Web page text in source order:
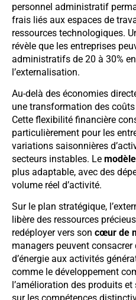
personnel administratif
frais liés aux espaces de
ressources technologiques.
révèle que les entreprises
administratifs de 20 à 30%
l’externalisation.
Au-delà des économies
une transformation des
Cette flexibilité financière
particulièrement pour les
variations saisonnières
secteurs instables. Le
plus adaptable, avec des
volume réel d’activité.
Sur le plan stratégique,
libère des ressources
redéployer vers son cœur de
managers peuvent
d’énergie aux activités
comme le développement
l’amélioration des produits